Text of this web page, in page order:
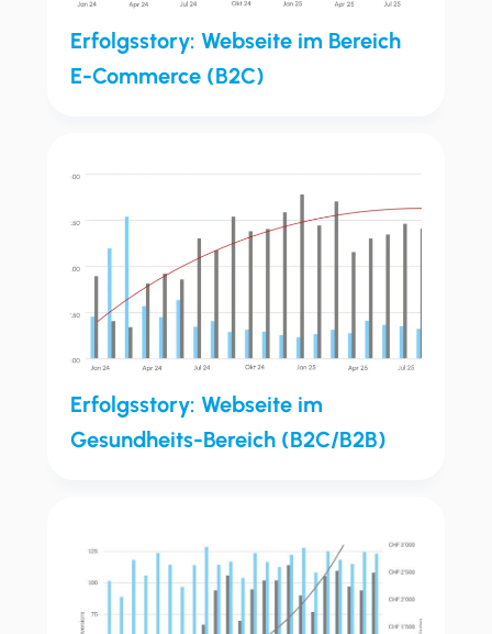
Erfolgsstory: Webseite im Bereich
E-Commerce (B2C)
Erfolgsstory: Webseite im
Gesundheits-Bereich (B2C/B2B)